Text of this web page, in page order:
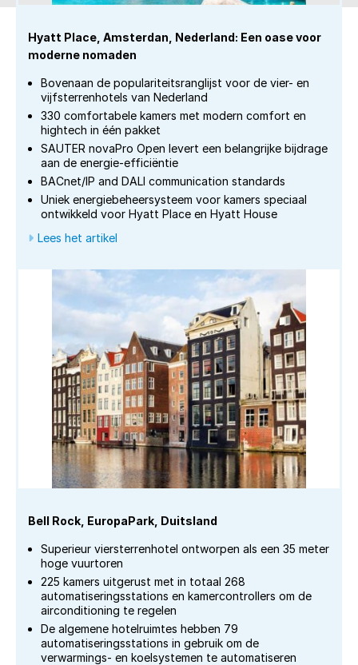
Hyatt Place, Amsterdan, Nederland: Een oase voor
moderne nomaden
Bovenaan de populariteitsranglijst voor de vier- en
vijfsterrenhotels van Nederland
330 comfortabele kamers met modern comfort en
hightech in één pakket
SAUTER novaPro Open levert een belangrijke bijdrage
aan de energie-efficiëntie
BACnet/IP and DALI communication standards
Uniek energiebeheersysteem voor kamers speciaal
ontwikkeld voor Hyatt Place en Hyatt House
Lees het artikel
Bell Rock, EuropaPark, Duitsland
Superieur viersterrenhotel ontworpen als een 35 meter
hoge vuurtoren
225 kamers uitgerust met in totaal 268
automatiseringsstations en kamercontrollers om de
airconditioning te regelen
De algemene hotelruimtes hebben 79
automatiseringsstations in gebruik om de
verwarmings- en koelsystemen te automatiseren